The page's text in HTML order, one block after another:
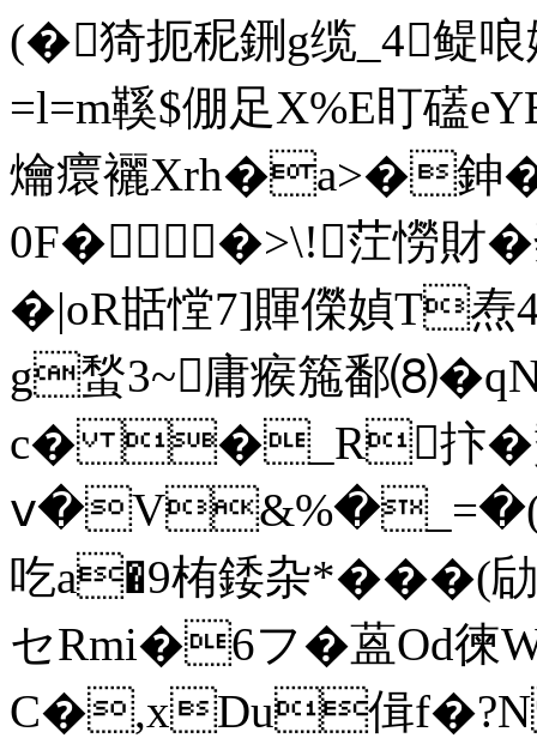
(�猗扼秜鉶g缆_4鳀
=l=m鞵$倗足X%E盯礚
爚癏襹Xrh�a>�鉮
0F��>\!茳憦財
�|oR甛憆7]賱儝媜T焘
g蝵3~庸瘊箷鄱
c� �_R抃�贅
ⅴ�V&%�_=�(
吃a�9栯錗杂*
セRmi�6フ�蒕Od徚
C�,xDu偮